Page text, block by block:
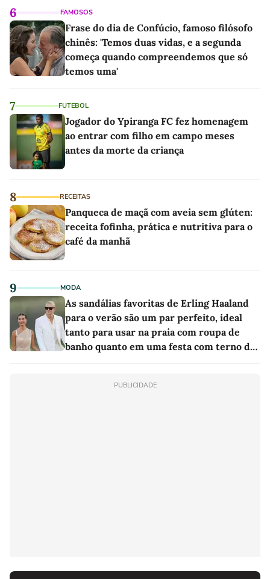
6 FAMOSOS
Frase do dia de Confúcio, famoso filósofo
chinês: 'Temos duas vidas, e a segunda
começa quando compreendemos que só
temos uma'
7 FUTEBOL
Jogador do Ypiranga FC fez homenagem
ao entrar com filho em campo meses
antes da morte da criança
8 RECEITAS
Panqueca de maçã com aveia sem glúten:
receita fofinha, prática e nutritiva para o
café da manhã
9 MODA
As sandálias favoritas de Erling Haaland
para o verão são um par perfeito, ideal
tanto para usar na praia com roupa de
banho quanto em uma festa com terno de
PUBLICIDADE